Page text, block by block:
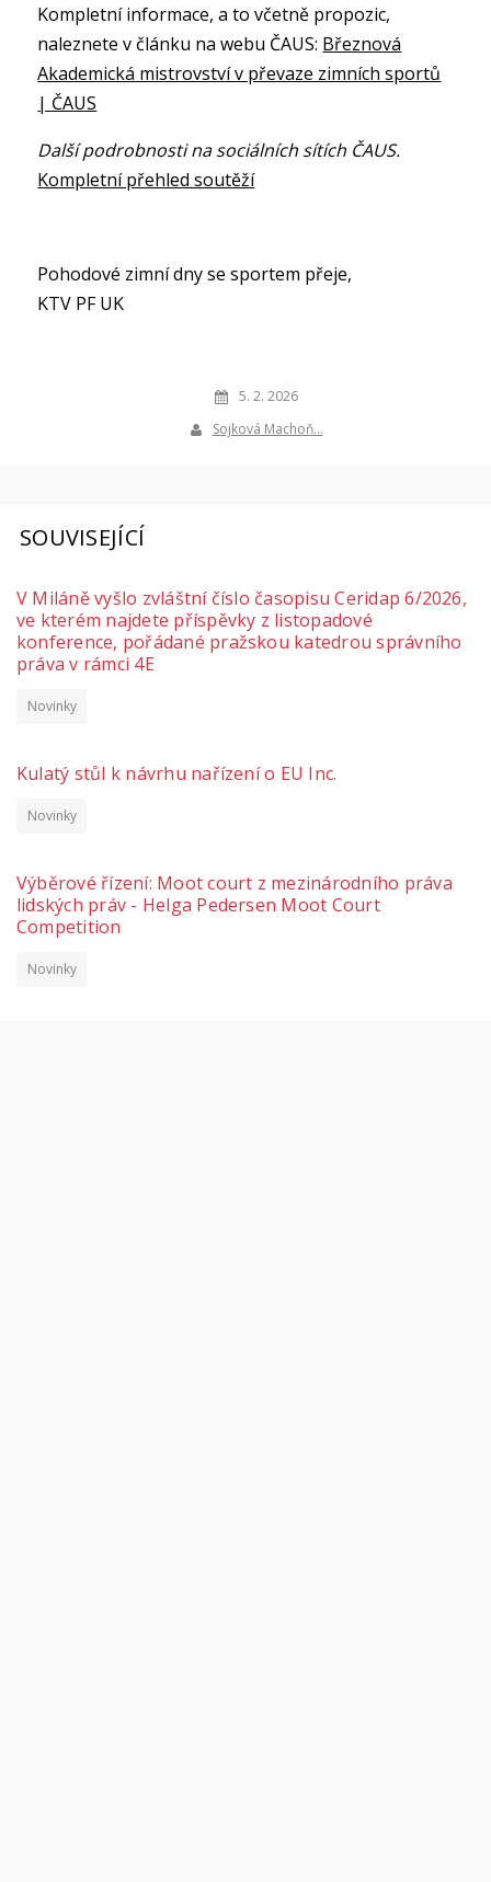
Kompletní informace, a to včetně propozic,
naleznete v článku na webu ČAUS: Březnová
Akademická mistrovství v převaze zimních sportů
| ČAUS
Další podrobnosti na sociálních sítích ČAUS.
Kompletní přehled soutěží
Pohodové zimní dny se sportem přeje,
KTV PF UK
5. 2. 2026
Sojková Machoň…
SOUVISEJÍCÍ
V Miláně vyšlo zvláštní číslo časopisu Ceridap 6/2026,
ve kterém najdete příspěvky z listopadové
konference, pořádané pražskou katedrou správního
práva v rámci 4E
Novinky
Kulatý stůl k návrhu nařízení o EU Inc.
Novinky
Výběrové řízení: Moot court z mezinárodního práva
lidských práv - Helga Pedersen Moot Court
Competition
Novinky